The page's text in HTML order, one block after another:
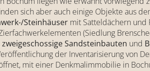
sich aber auch einige Objekte aus
Steinhäuser mit Satteldächern und
(Siedlung
zweigeschossige Sandsteinbauten und
der Inventarisierung von
mit einer Denkmalimmobilie in